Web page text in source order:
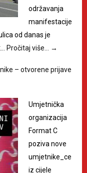
održavanja
manifestacije
od danas je
Pročitaj više… →
– otvorene prijave
Umjetnička
organizacija
Format C
poziva nove
umjetnike_ce
iz cijele